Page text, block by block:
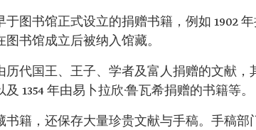
图书馆正式设立的捐赠书籍，例如 1902
书馆成立后被纳入馆藏。
历代国王、王子、学者及富人捐赠的文献，
1354 年由易卜拉欣·鲁瓦希捐赠的书籍等。
书籍，还保存大量珍贵文献与手稿。手稿部